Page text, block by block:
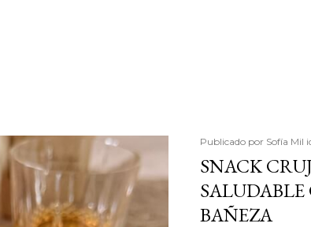
Publicado por Sofía Mil
SNACK
BAÑEZA